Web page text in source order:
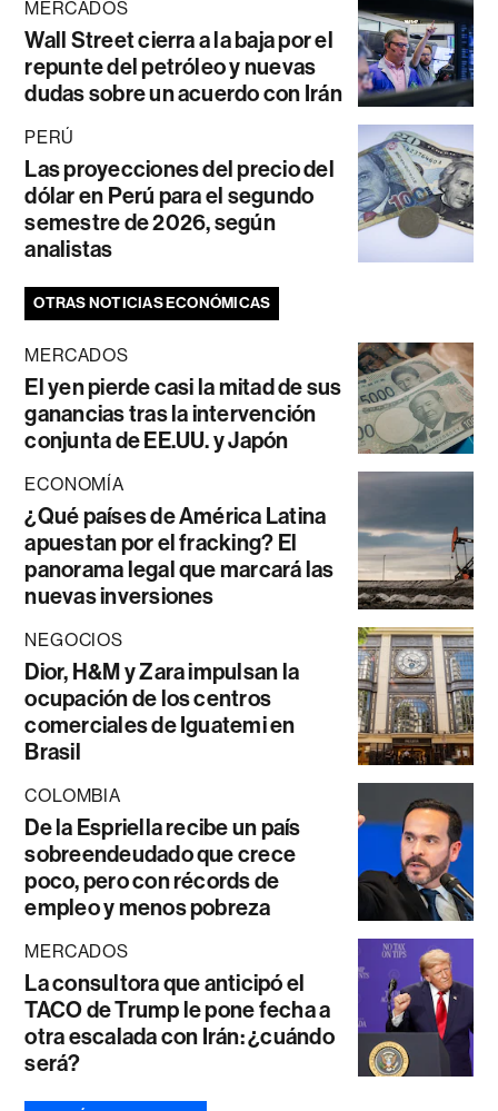
MERCADOS
Wall Street cierra a la baja por el
repunte del petróleo y nuevas
dudas sobre un acuerdo con Irán
PERÚ
Las proyecciones del precio del
dólar en Perú para el segundo
semestre de 2026, según
analistas
OTRAS NOTICIAS ECONÓMICAS
MERCADOS
El yen pierde casi la mitad de sus
ganancias tras la intervención
conjunta de EE.UU. y Japón
ECONOMÍA
¿Qué países de América Latina
apuestan por el fracking? El
panorama legal que marcará las
nuevas inversiones
NEGOCIOS
Dior, H&M y Zara impulsan la
ocupación de los centros
comerciales de Iguatemi en
Brasil
COLOMBIA
De la Espriella recibe un país
sobreendeudado que crece
poco, pero con récords de
empleo y menos pobreza
MERCADOS
La consultora que anticipó el
TACO de Trump le pone fecha a
otra escalada con Irán: ¿cuándo
será?